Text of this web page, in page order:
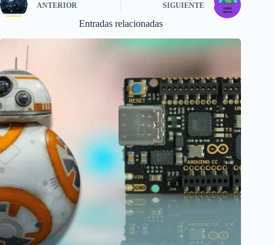
ANTERIOR SIGUIENTE
Entradas relacionadas